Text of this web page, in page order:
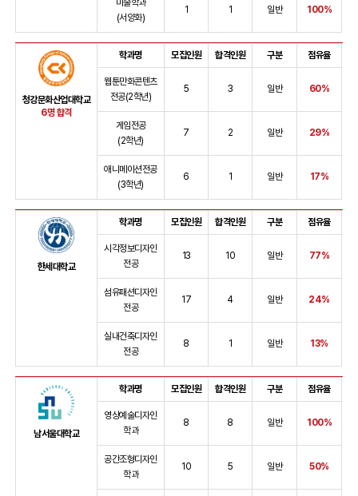
미술학과
(서양화)
1 1 일반 100%
청강문화산업대학교
6명 합격
학과명 모집인원 합격인원 구분 점유율
웹툰만화콘텐츠
전공(2학년)
5 3 일반 60%
게임전공
(2학년)
7 2 일반 29%
애니메이션전공
(3학년)
6 1 일반 17%
한세대학교
학과명 모집인원 합격인원 구분 점유율
시각정보디자인
전공
13 10 일반 77%
섬유패션디자인
전공
17 4 일반 24%
실내건축디자인
전공
8 1 일반 13%
남서울대학교
학과명 모집인원 합격인원 구분 점유율
영상예술디자인
학과
8 8 일반 100%
공간조형디자인
학과
10 5 일반 50%